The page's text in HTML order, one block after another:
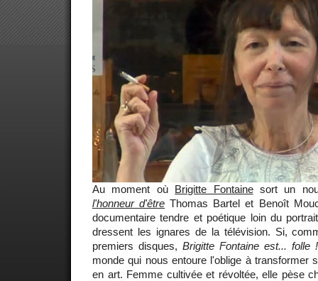
Au moment où Brigitte Fontainesort un
l'honneur d'être Thomas Bartel et Benoît
documentaire tendre et poétique loin du
dressent les ignares de la télévision. Si,
premiers disques, Brigitte Fontaine est... folle !
monde qui nous entoure l'oblige à transformer
en art. Femme cultivée et révoltée, elle pèse